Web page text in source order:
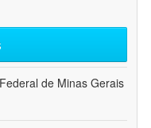
de Minas Gerais